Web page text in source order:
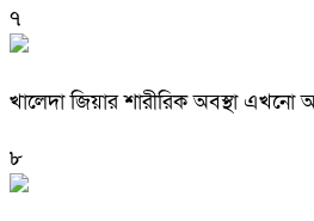
৭
খালেদা জিয়ার শারীরিক অবস্থা এখনো
৮